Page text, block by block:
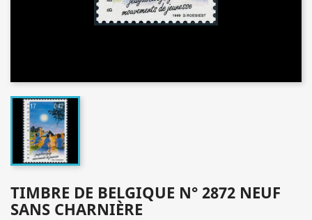
TIMBRE DE BELGIQUE N° 2872 NEUF
SANS CHARNIÈRE